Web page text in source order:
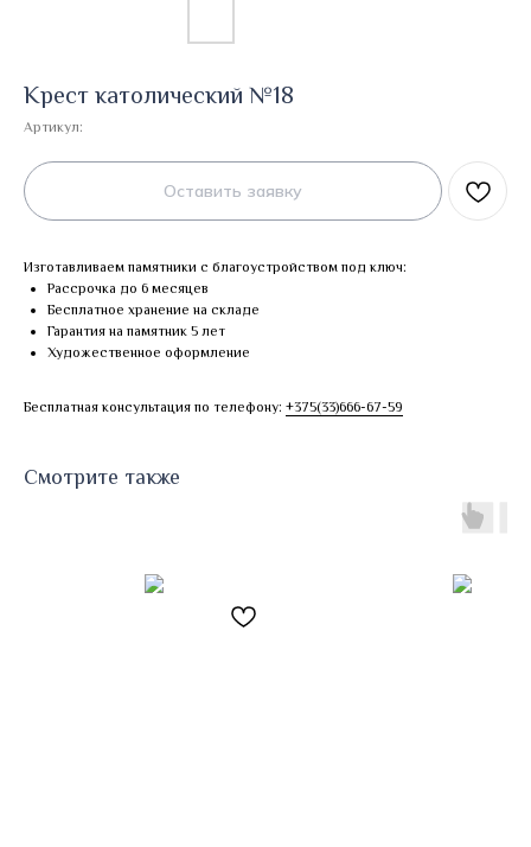
Крест католический №18
Артикул:
Оставить заявку
Изготавливаем памятники с благоустройством под ключ:
Рассрочка до 6 месяцев
Бесплатное хранение на складе
Гарантия на памятник 5 лет
Художественное оформление
Бесплатная консультация по телефону: +375(33)666-67-59
Смотрите также